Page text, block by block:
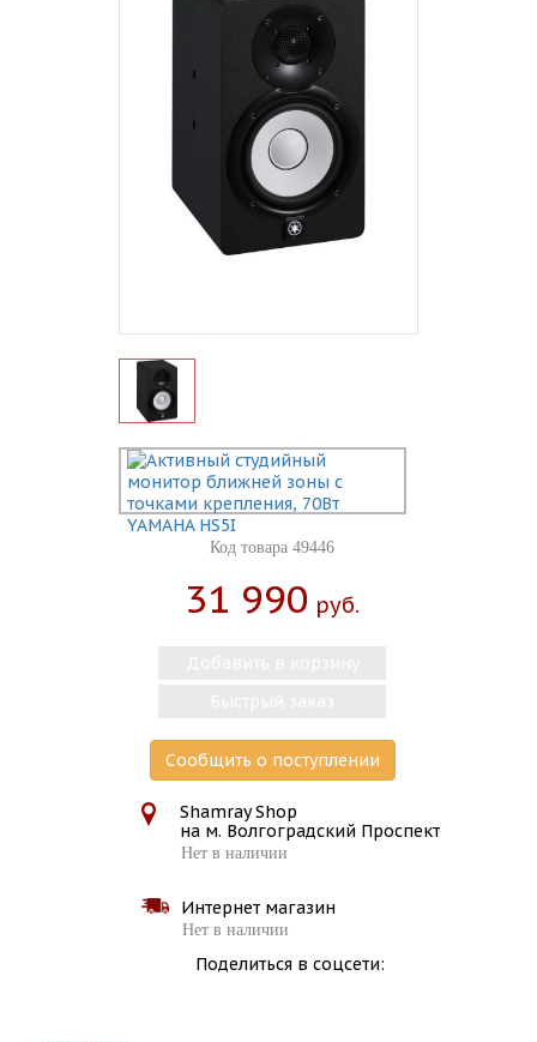
Код товара 49446
31 990 Руб.
Сообщить о поступлении
Shamray Shop
на м. Волгоградский Проспект
Нет в наличии
Интернет магазин
Нет в наличии
Поделиться в соцсети: